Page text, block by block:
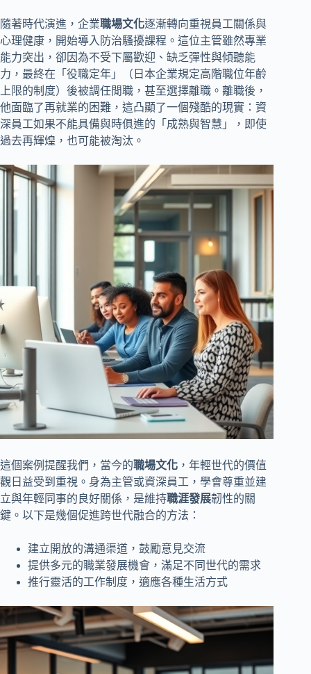
隨著時代演進，企業職場文化逐漸轉向重視員工關係與
心理健康，開始導入防治騷擾課程。這位主管雖然專業
能力突出，卻因為不受下屬歡迎、缺乏彈性與傾聽能
力，最終在「役職定年」（日本企業規定高階職位年齡
上限的制度）後被調任閒職，甚至選擇離職。離職後，
他面臨了再就業的困難，這凸顯了一個殘酷的現實：資
深員工如果不能具備與時俱進的「成熟與智慧」，即使
過去再輝煌，也可能被淘汰。
這個案例提醒我們，當今的職場文化 ，年輕世代的價值
觀日益受到重視。身為主管或資深員工，學會尊重並建
立與年輕同事的良好關係，是維持職涯發展韌性的關
鍵。以下是幾個促進跨世代融合的方法：
建立開放的溝通渠道，鼓勵意見交流
提供多元的職業發展機會，滿足不同世代的需求
推行靈活的工作制度，適應各種生活方式